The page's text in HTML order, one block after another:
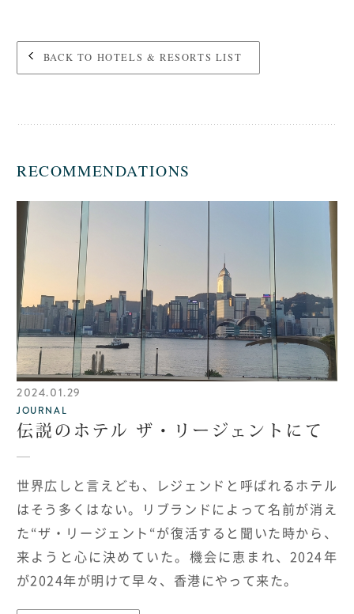
BACK TO HOTELS & RESORTS LIST
RECOMMENDATIONS
2024.01.29
JOURNAL
伝説のホテル ザ・リージェントにて
世界広しと言えども、レジェンドと呼ばれるホテル
はそう多くはない。
リブランドによって名前が消え
た “ザ・リージェント “が復活すると聞いた時から、
来ようと心に決めていた。機会に恵まれ、2024年
が2024年が明けて早々、香港にやって来た。